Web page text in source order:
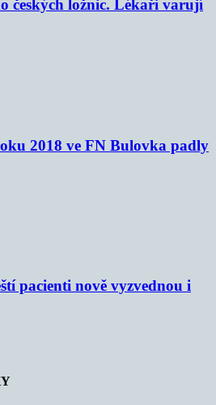
českých ložnic. Lékaři varují
2018 ve FN Bulovka padly
pacienti nově vyzvednou i